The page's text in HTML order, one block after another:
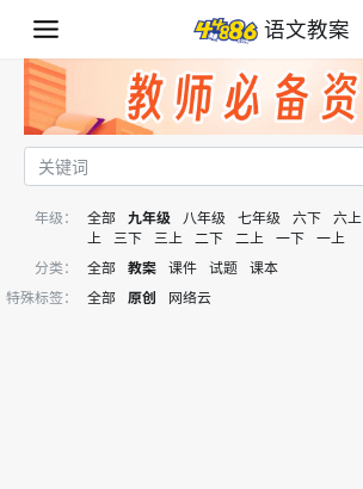
语文教案
年级： 全部 九年级 八年级 七年级 六下 六上
上
三下 三上 二下 二上 一下
一上
分类：
全部 教案 课件 试题
课本
特殊标签：
全部 原创 网络云